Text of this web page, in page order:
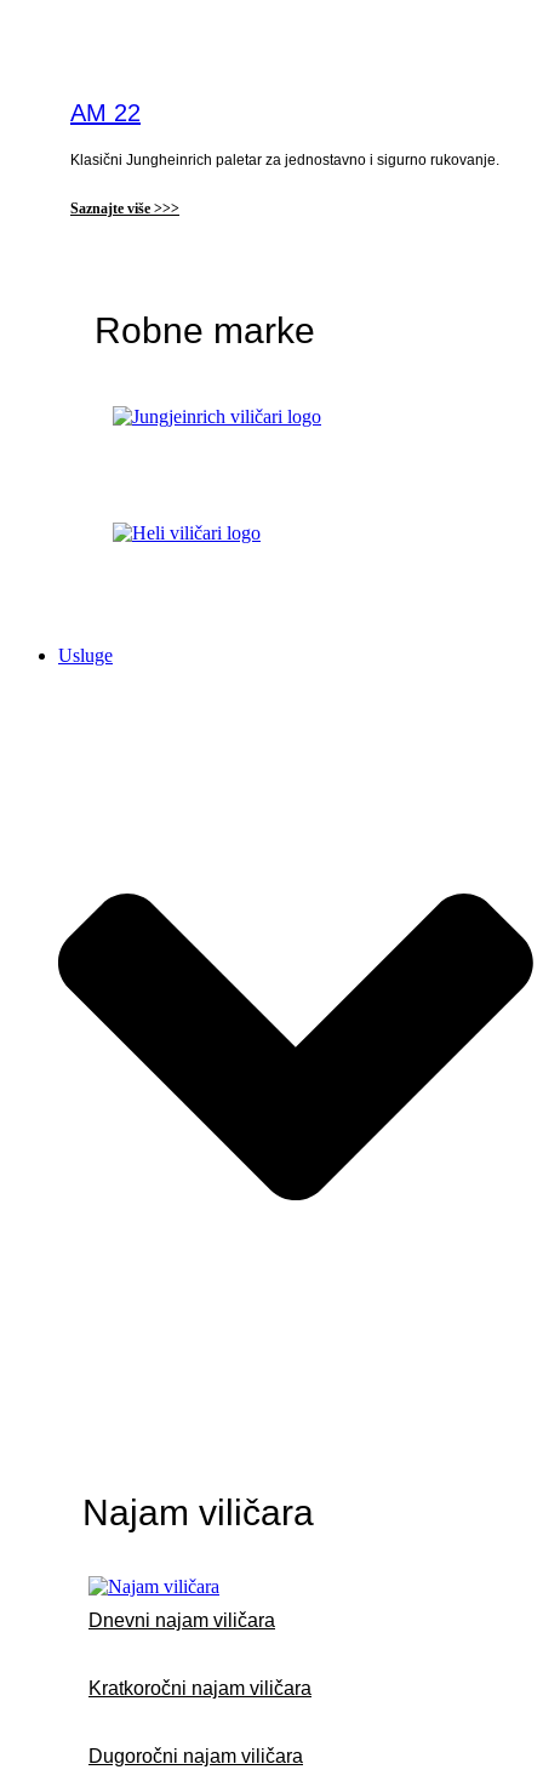
AM 22
Klasični Jungheinrich paletar za jednostavno i sigurno rukovanje.
Saznajte više >>>
Robne marke
Usluge
Najam viličara
Dnevni najam viličara
Kratkoročni najam viličara
Dugoročni najam viličara